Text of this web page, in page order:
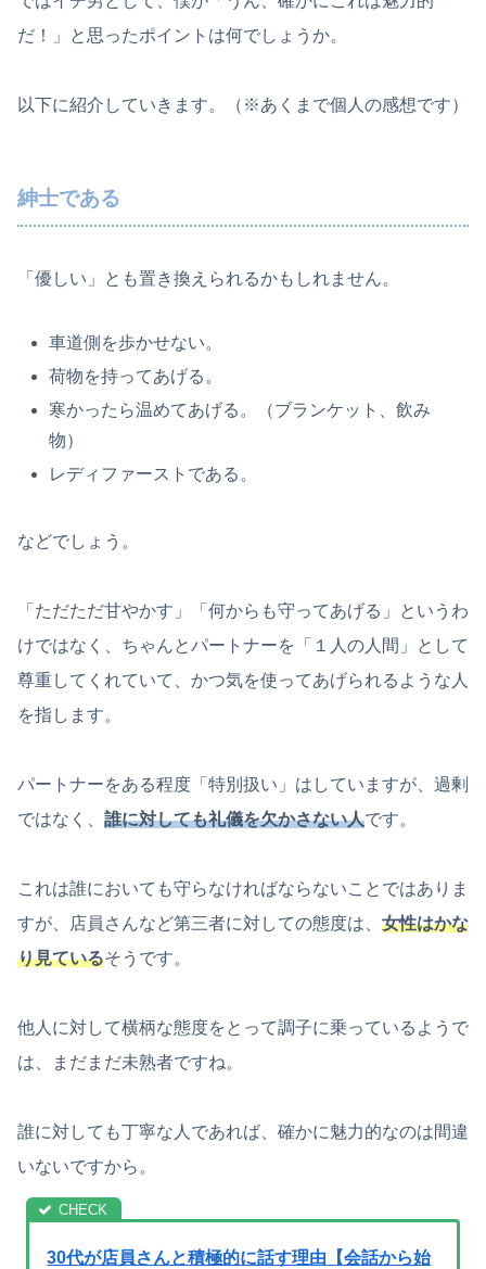
だ！」と思ったポイントは何でしょうか。
以下に紹介していきます。（※あくまで個人の感想です）
紳士である
「優しい」とも置き換えられるかもしれません。
車道側を歩かせない。
荷物を持ってあげる。
寒かったら温めてあげる。（ブランケット、飲み
物）
レディファーストである。
などでしょう。
「ただただ甘やかす」「何からも守ってあげる」というわ
けではなく、ちゃんとパートナーを「１人の人間」として
尊重してくれていて、かつ気を使ってあげられるような人
を指します。
パートナーをある程度「特別扱い」はしていますが、過剰
ではなく、 誰に対しても礼儀を欠かさない人です。
これは誰においても守らなければならないことではありま
すが、店員さんなど第三者に対しての態度は、 女性はかな
り見ているそうです。
他人に対して横柄な態度をとって調子に乗っているようで
は、まだまだ未熟者ですね。
誰に対しても丁寧な人であれば、確かに魅力的なのは間違
いないですから。
30代が店員さんと積極的に話す理由【会話から始